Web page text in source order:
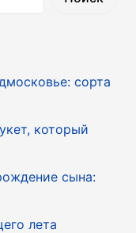
сорта
который
сына:
лета